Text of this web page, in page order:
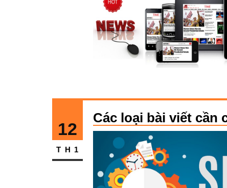
Các loại bài viết cần
12
TH1